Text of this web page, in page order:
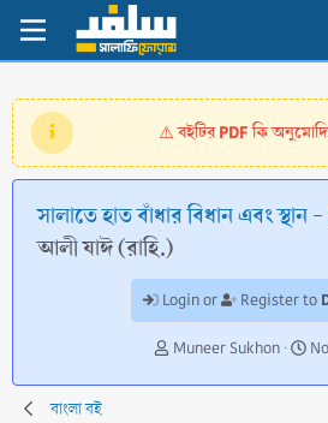
⚠️বইটির PDF কি
সালাতে হাত বাঁধার বিধান এবং স্থান
আলী যাঈ (রাহি.)
Login or Register to
A
t
Muneer Sukhon
C
e
বাংলা বই